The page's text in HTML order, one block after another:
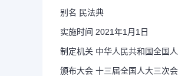
别名 民法典
实施时间 2021年1月1日
制定机关 中华人民共和国全国
颁布大会 十三届全国人大三次